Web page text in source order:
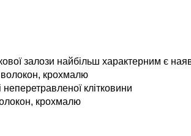
залози найбільш характерним є
волокон, крохмалю
клітковини
крохмалю